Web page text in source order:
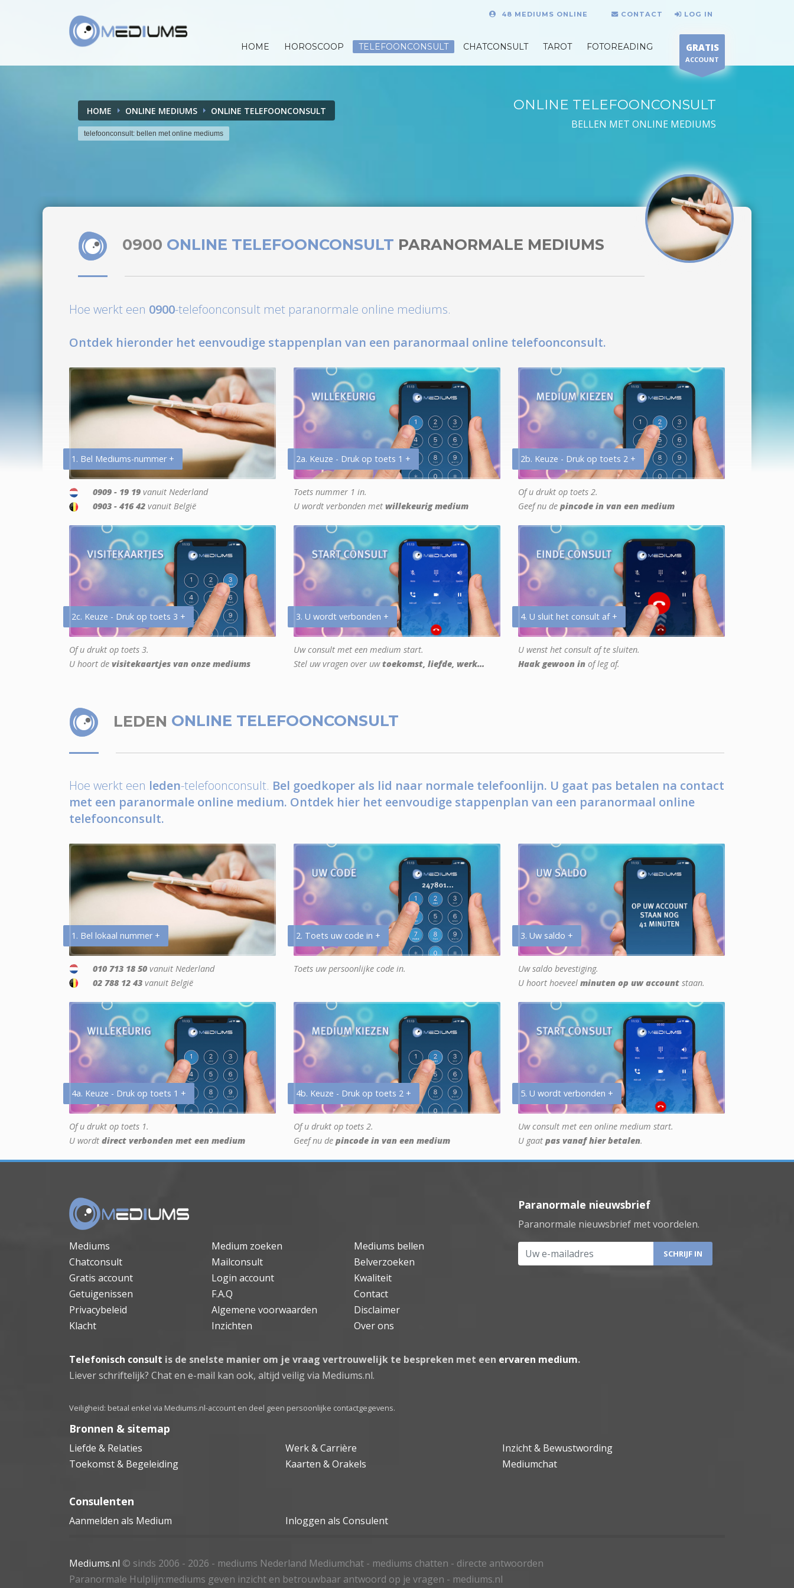
48 MEDIUMS ONLINE CONTACT LOG IN
HOME HOROSCOOP TELEFOONCONSULT CHATCONSULT TAROT FOTOREADING GRATIS
ACCOUNT
HOME ONLINE MEDIUMS ONLINE TELEFOONCONSULT
telefoonconsult: bellen met online mediums
ONLINE TELEFOONCONSULT
BELLEN MET ONLINE MEDIUMS
0900 ONLINE TELEFOONCONSULT PARANORMALE MEDIUMS
Hoe werkt een 0900-telefoonconsult met paranormale online mediums.
Ontdek hieronder het eenvoudige stappenplan van een paranormaal online telefoonconsult.
1. Bel Mediums-nummer +
0909 - 19 19 vanuit Nederland
0903 - 416 42 vanuit België
2a. Keuze - Druk op toets 1 +
Toets nummer 1 in.
U wordt verbonden met willekeurig medium
2b. Keuze - Druk op toets 2 +
Of u drukt op toets 2.
Geef nu de pincode in van een medium
2c. Keuze - Druk op toets 3 +
Of u drukt op toets 3.
U hoort de visitekaartjes van onze mediums
3. U wordt verbonden +
Uw consult met een medium start.
Stel uw vragen over uwtoekomst, liefde, werk...
4. U sluit het consult af +
U wenst het consult af te sluiten.
Haak gewoon in of leg af.
LEDEN ONLINE TELEFOONCONSULT
Hoe werkt een leden-telefoonconsult. Bel goedkoper als lid naar normale telefoonlijn. U gaat pas betalen na contact
met een paranormale online medium. Ontdek hier het eenvoudige stappenplan van een paranormaal online
telefoonconsult.
1. Bel lokaal nummer +
010 713 18 50 vanuit Nederland
02 788 12 43 vanuit België
2. Toets uw code in +
Toets uw persoonlijke code in.
3. Uw saldo +
Uw saldo bevestiging.
U hoort hoeveel minuten op uw account staan.
4a. Keuze - Druk op toets 1 +
Of u drukt op toets 1.
U wordt direct verbonden met een medium
4b. Keuze - Druk op toets 2 +
Of u drukt op toets 2.
Geef nu de pincode in van een medium
5. U wordt verbonden +
Uw consult met een online medium start.
U gaat pas vanaf hier betalen.
Mediums Medium zoeken
Mediums bellen
Chatconsult
Mailconsult
Belverzoeken
Gratis account
Login account
Kwaliteit
Getuigenissen
F.A.Q
Contact
Privacybeleid
Algemene voorwaarden
Disclaimer
Klacht
Inzichten Over ons
Paranormale nieuwsbrief
Paranormale nieuwsbrief met voordelen.
Uw e-mailadres
Telefonisch consult is de snelste manier om je vraag vertrouwelijk te bespreken met een ervaren medium.
Liever schriftelijk? Chat en e-mail kan ook, altijd veilig via Mediums.nl.
Veiligheid: betaal enkel via Mediums.nl-account en deel geen persoonlijke contactgegevens.
Bronnen & sitemap
Liefde & Relaties Werk & Carrière
Inzicht & Bewustwording
Toekomst & Begeleiding
Kaarten & Orakels Mediumchat
Consulenten
Aanmelden als Medium Inloggen als Consulent
Mediums.nl © sinds 2006 - 2026 - mediums Nederland Mediumchat - mediums chatten - directe antwoorden
Paranormale Hulplijn:mediums geven inzicht en betrouwbaar antwoord op je vragen - mediums.nl